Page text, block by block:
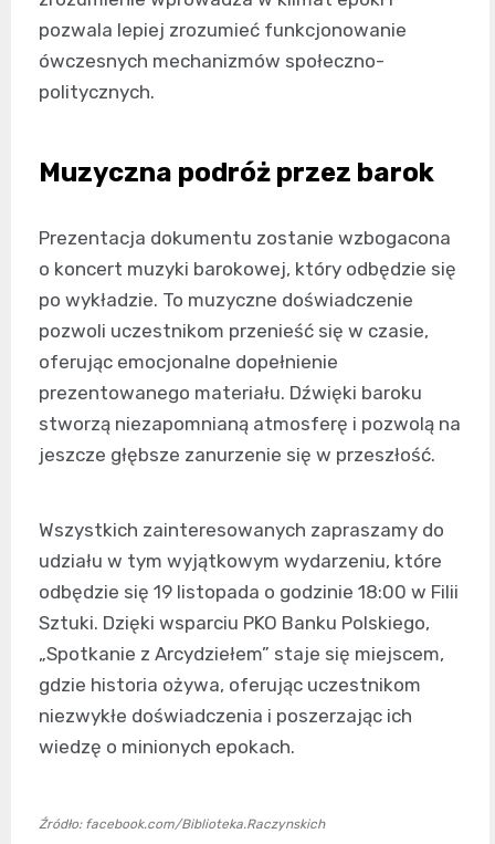
pozwala lepiej zrozumieć funkcjonowanie
ówczesnych mechanizmów społeczno-
politycznych.
Muzyczna podróż przez barok
Prezentacja dokumentu zostanie wzbogacona
o koncert muzyki barokowej, który odbędzie się
po wykładzie. To muzyczne doświadczenie
pozwoli uczestnikom przenieść się w czasie,
oferując emocjonalne dopełnienie
prezentowanego materiału. Dźwięki baroku
stworzą niezapomnianą atmosferę i pozwolą na
jeszcze głębsze zanurzenie się w przeszłość.
Wszystkich zainteresowanych zapraszamy do
udziału w tym wyjątkowym wydarzeniu, które
odbędzie się 19 listopada o godzinie 18:00 w Filii
Sztuki. Dzięki wsparciu PKO Banku Polskiego,
„Spotkanie z Arcydziełem” staje się miejscem,
gdzie historia ożywa, oferując uczestnikom
niezwykłe doświadczenia i poszerzając ich
wiedzę o minionych epokach.
Źródło: facebook.com/Biblioteka.Raczynskich